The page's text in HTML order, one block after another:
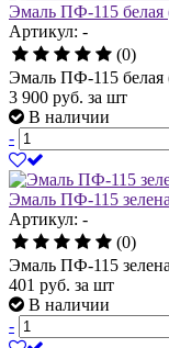
Эмаль ПФ-115
Артикул: -
(0)
Эмаль ПФ-115
3 900 руб. за шт
В наличии
-
Эмаль ПФ-115
Артикул: -
(0)
Эмаль ПФ-115
401 руб. за шт
В наличии
-